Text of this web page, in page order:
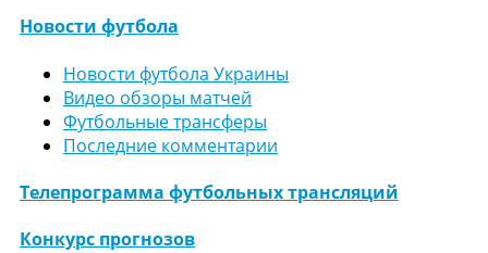
Новости футбола
Новости футбола Украины
Видео обзоры матчей
Футбольные трансферы
Последние комментарии
Телепрограмма футбольных трансляций
Конкурс прогнозов